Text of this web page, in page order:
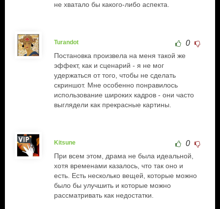
не хватало бы какого-либо аспекта.
Turandot 0
Постановка произвела на меня такой же
эффект, как и сценарий - я не мог
удержаться от того, чтобы не сделать
скриншот. Мне особенно понравилось
использование широких кадров - они часто
выглядели как прекрасные картины.
Kitsune 0
При всем этом, драма не была идеальной,
хотя временами казалось, что так оно и
есть. Есть несколько вещей, которые можно
было бы улучшить и которые можно
рассматривать как недостатки.